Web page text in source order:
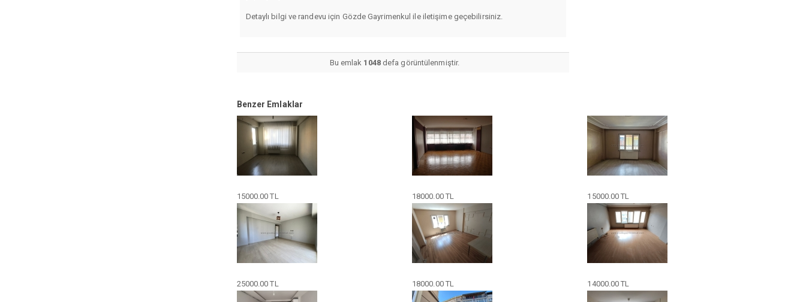
Detaylı bilgi ve randevu için Gözde Gayrimenkul ile iletişime geçebilirsiniz.
Bu emlak 1048defa görüntülenmiştir.
Benzer Emlaklar
15000.00 TL 18000.00 TL 15000.00 TL
25000.00 TL 18000.00 TL 14000.00 TL